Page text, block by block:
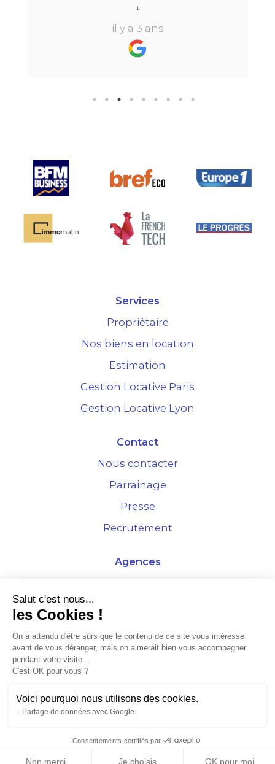
location. Le digital qui fait gagner
beaucoup de temps ne fait pas
perdre l’aspect humain ce qui est
vraiment bien ! Je recommande
↓
il y a 3 ans
Services
Propriétaire
Nos biens en location
Estimation
Gestion Locative Paris
Gestion Locative Lyon
Contact
Nous contacter
Parrainage
Presse
Recrutement
Agences
10 rue d'Austerlitz - 75012 Paris
* Etude Xerfi 2022 : LES NOUVEAUX DÉFIS DES ADMINISTRATEURS DE BIENS
À L'HORIZON 2025
©2026 Plusse. Tous droits réservés.
Salut c'est nous...
les Cookies !
On a attendu d'être sûrs que le contenu de ce site vous intéresse
avant de vous déranger, mais on aimerait bien vous accompagner
pendant votre visite...
C'est OK pour vous ?
Voici pourquoi nous utilisons des cookies.
Partage de données avec Google
Consentements certifiés par
Non merci Je choisis OK pour moi